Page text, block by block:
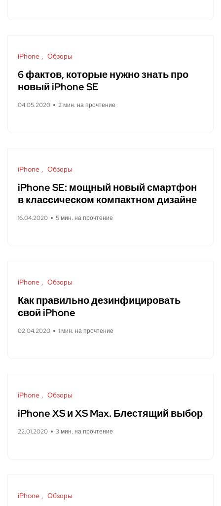
iPhone Обзоры
6 фактов, которые нужно знать про
новый iPhone SE
04.05.2020 2 мин. на прочтение
iPhone Обзоры
iPhone SE: мощный новый смартфон
в классическом компактном дизайне
16.04.2020 5 мин. на прочтение
iPhone Обзоры
Как правильно дезинфицировать
свой iPhone
02.04.2020 1 мин. на прочтение
iPhone Обзоры
iPhone XS и XS Max. Блестящий выбор
22.01.2020 3 мин. на прочтение
iPhone Обзоры